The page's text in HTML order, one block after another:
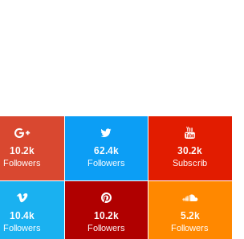
10.2k
Followers
62.4k
Followers
30.2k
Subscrib
10.4k
Followers
10.2k
Followers
5.2k
Followers